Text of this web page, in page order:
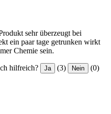
sehr überzeugt bei
ein paar tage getrunken wirkt
Chemie sein.
hilfreich? Ja (3) Nein (0)